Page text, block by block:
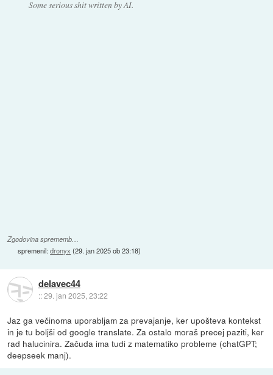
Some serious shit written by AI.
Zgodovina sprememb…
spremenil:dronyx (29. jan 2025 ob 23:18)
delavec44
::29. jan 2025, 23:22
Jaz ga večinoma uporabljam za prevajanje, ker upošteva kontekst
in je tu boljši od google translate. Za ostalo moraš precej paziti, ker
rad halucinira. Začuda ima tudi z matematiko probleme (chatGPT;
deepseek manj).